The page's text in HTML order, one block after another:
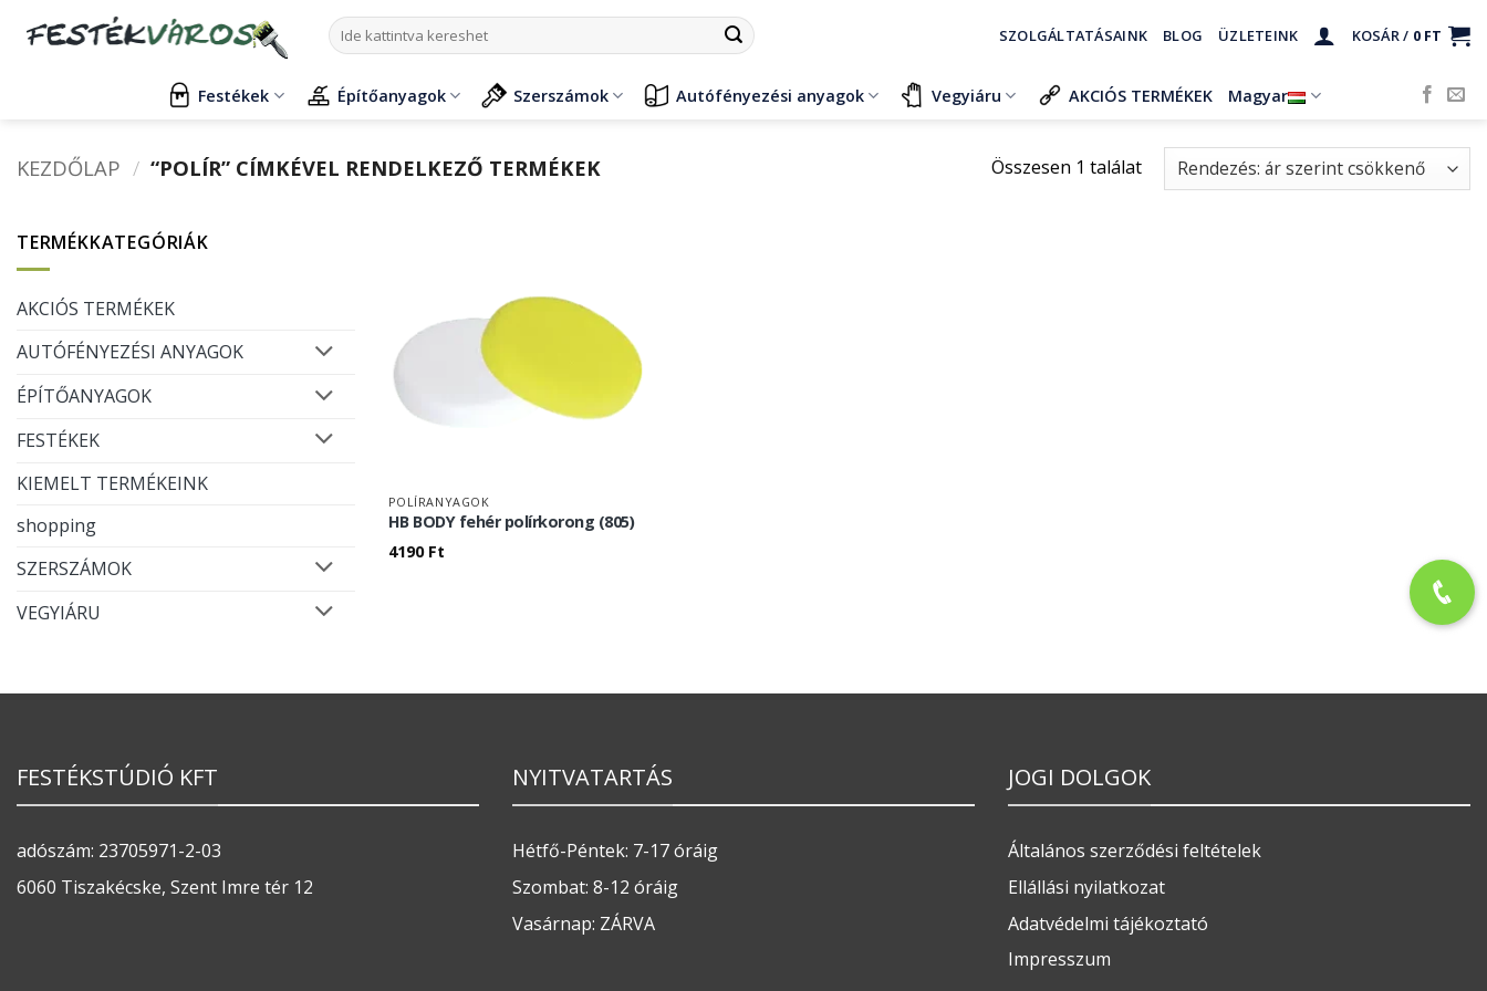
Keresés
a
SZOLGÁLTATÁSAINK BLOG ÜZLETEINK KOSÁR / 0 FT
Festékek Építőanyagok Szerszámok Autófényezési anyagok Vegyiáru AKCIÓS TERMÉKEK Magyar
KEZDŐLAP / “POLÍR” CÍMKÉVEL RENDELKEZŐ TERMÉKEK Összesen 1 találat
TERMÉKKATEGÓRIÁK
AKCIÓS TERMÉKEK
AUTÓFÉNYEZÉSI ANYAGOK
ÉPÍTŐANYAGOK
FESTÉKEK
KIEMELT TERMÉKEINK
shopping
SZERSZÁMOK
VEGYIÁRU
POLÍRANYAGOK
HB BODY fehér polírkorong (805)
4190 Ft
FESTÉKSTÚDIÓ KFT
adószám: 23705971-2-03
6060 Tiszakécske, Szent Imre tér 12
NYITVATARTÁS
Hétfő-Péntek: 7-17 óráig
Szombat: 8-12 óráig
Vasárnap: ZÁRVA
JOGI DOLGOK
Általános szerződési feltételek
Ellállási nyilatkozat
Adatvédelmi tájékoztató
Impresszum